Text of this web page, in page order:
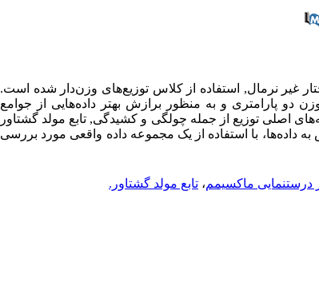
غیر نرمال, استفاده از کلاس توزیع‌های وزن‌دار شده است.
دو پارامتری و به منظور برازش بهتر داده‌هایی از جوامع
اصلی توزیع از جمله چولگی و کشیدگی, تابع مولد گشتاور
به داده‌ها، با استفاده از یک مجموعه داده‌ واقعی مورد بررسی
درستنمایی ماکسیمم، تابع مولد گشتاور.